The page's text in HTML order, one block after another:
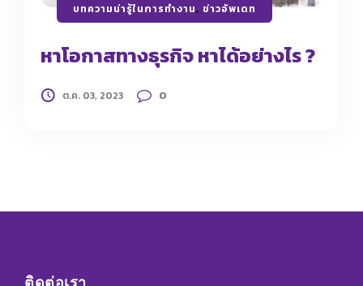
บทความน่ารู้ในการทำงาน, ข่าวอัพเดท
หาโอกาสทางธุรกิจ หาได้อย่างไร ?
ต.ค. 03, 2023 0